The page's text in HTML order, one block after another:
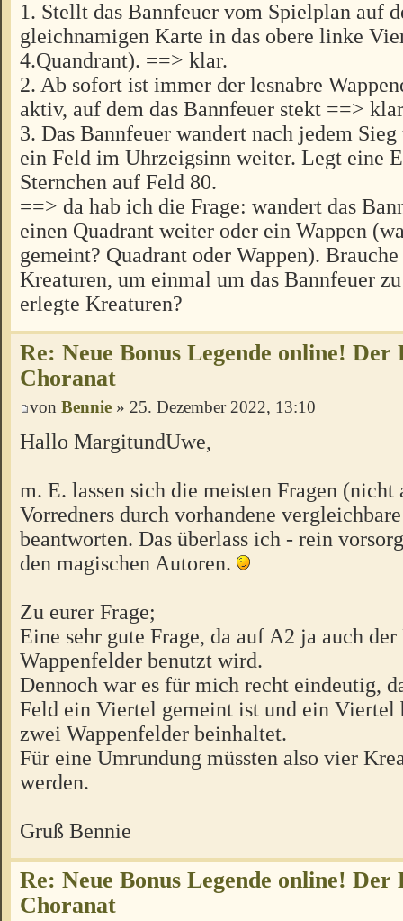
1. Stellt das Bannfeuer vom Spielplan auf
gleichnamigen Karte in das obere linke
4.Quandrant). ==> klar.
2. Ab sofort ist immer der lesnabre
aktiv, auf dem das Bannfeuer stekt ==>
3. Das Bannfeuer wandert nach jedem
ein Feld im Uhrzeigsinn weiter. Legt eine
Sternchen auf Feld 80.
==> da hab ich die Frage: wandert das
einen Quadrant weiter oder ein Wappen
gemeint? Quadrant oder Wappen).
Kreaturen, um einmal um das Bannfeuer
erlegte Kreaturen?
Re: Neue Bonus Legende online! Der
Choranat
von Bennie » 25. Dezember 2022, 13:10
Hallo MargitundUwe,
m. E. lassen sich die meisten Fragen (nicht
Vorredners durch vorhandene
beantworten. Das überlass ich - rein
den magischen Autoren.
Zu eurer Frage;
Eine sehr gute Frage, da auf A2 ja auch
Wappenfelder benutzt wird.
Dennoch war es für mich recht eindeutig,
Feld ein Viertel gemeint ist und ein Viertel
zwei Wappenfelder beinhaltet.
Für eine Umrundung müssten also vier
werden.
Gruß Bennie
Re: Neue Bonus Legende online! Der
Choranat